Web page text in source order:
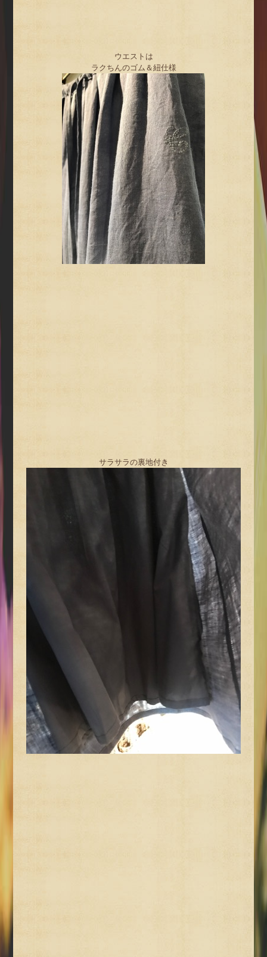
ウエストは
ラクちんのゴム＆紐仕様
サラサラの裏地付き